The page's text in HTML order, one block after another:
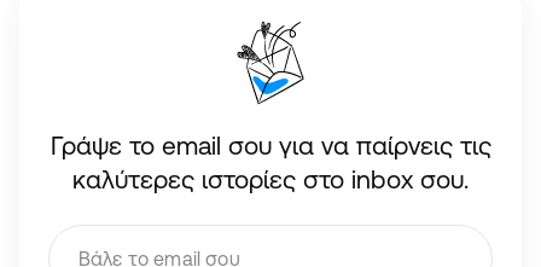
Γράψε το email σου για να παίρνεις τις
καλύτερες ιστορίες στο inbox σου.